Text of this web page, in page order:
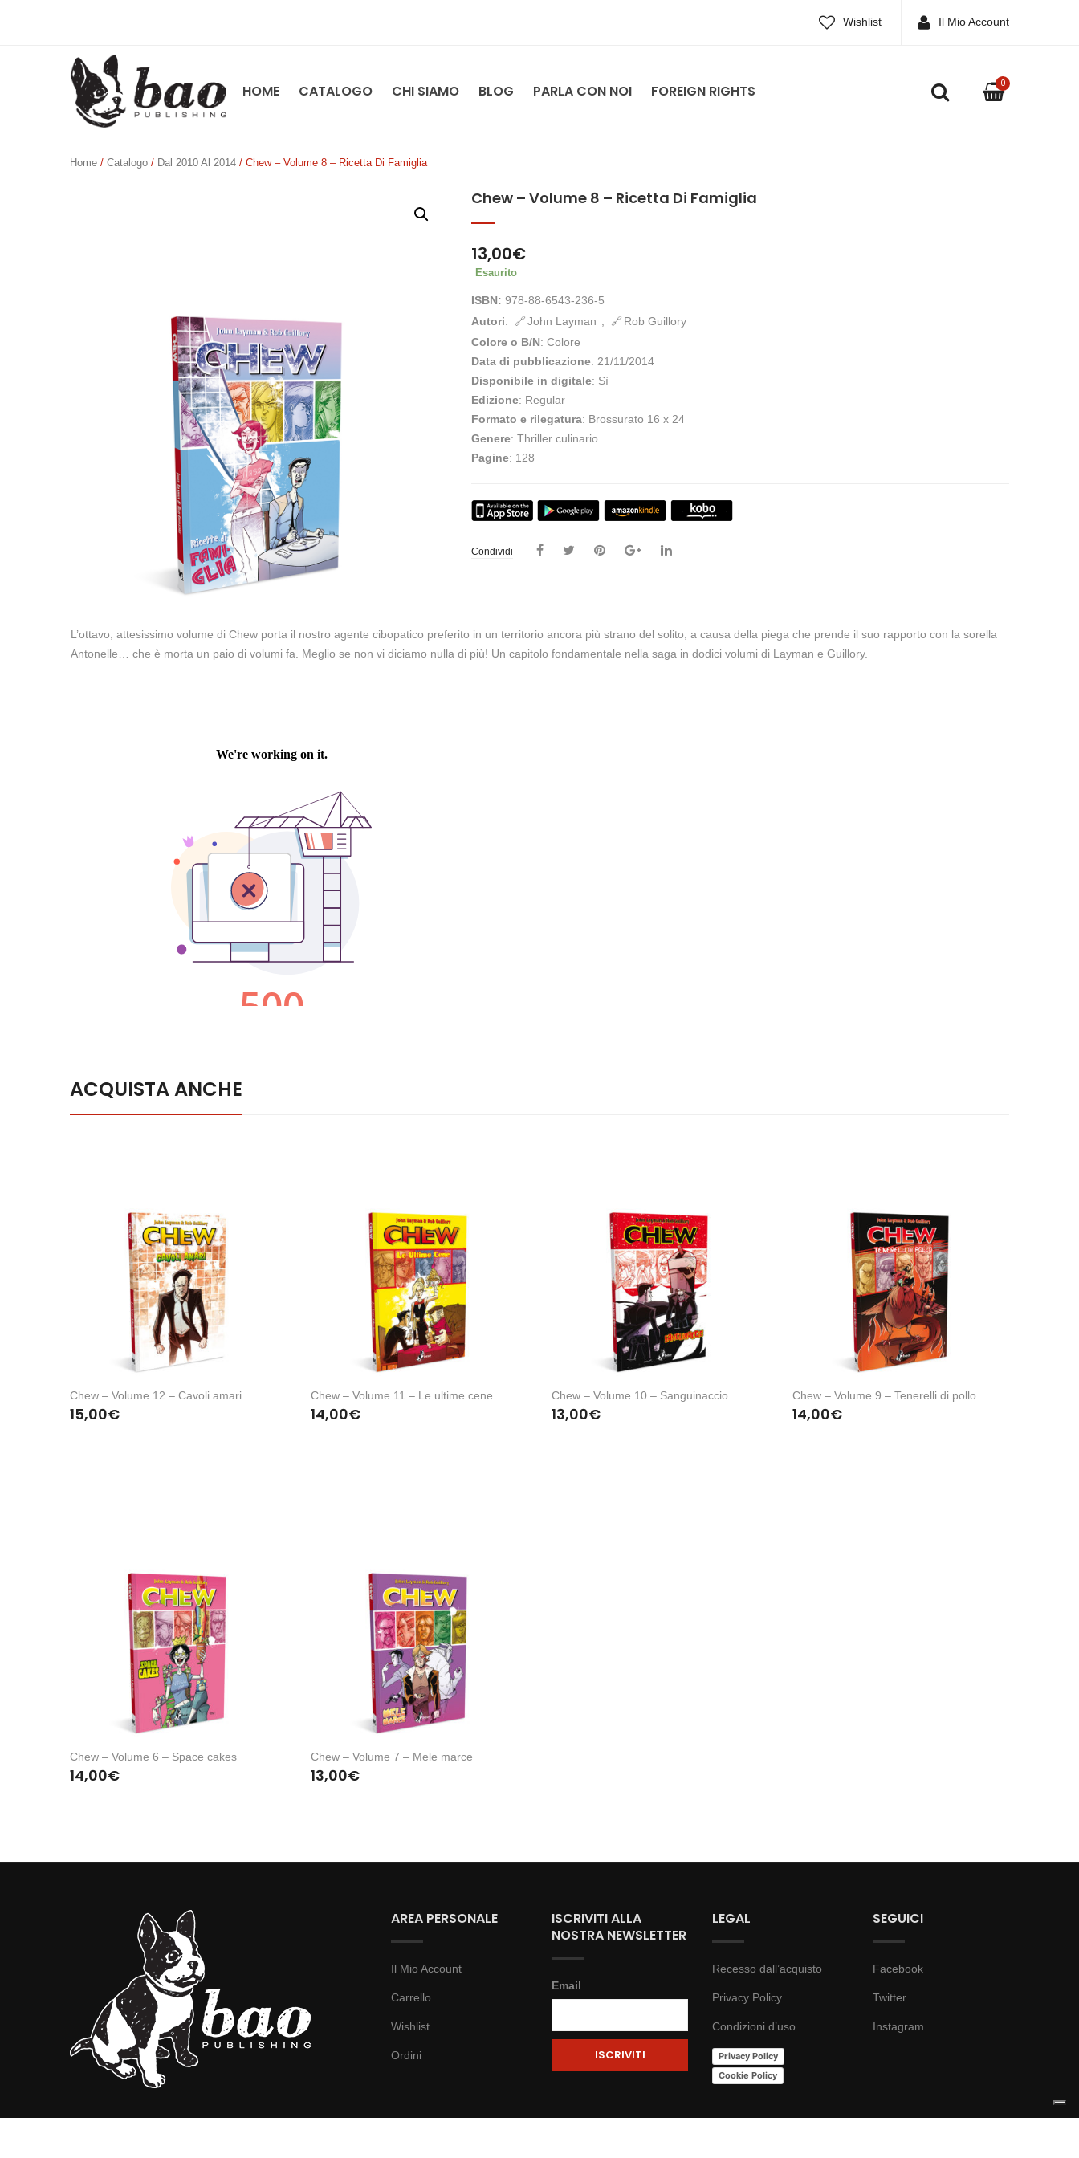
Wishlist Il Mio Account
HOME CATALOGO CHI SIAMO BLOG PARLA CON NOI FOREIGN RIGHTS 0
Home / Catalogo / Dal 2010 Al 2014 / Chew – Volume 8 – Ricetta Di Famiglia
Chew – Volume 8 – Ricetta Di Famiglia
13,00€
Esaurito
ISBN: 978-88-6543-236-5
Autori: John Layman
Rob Guillory
Colore o B/N: Colore
Data di pubblicazione: 21/11/2014
Disponibile in digitale: Sì
Edizione: Regular
Formato e rilegatura: Brossurato 16 x 24
Genere: Thriller culinario
Pagine: 128
Condividi
L’ottavo, attesissimo volume di Chew porta il nostro agente cibopatico preferito in un territorio ancora più strano del solito, a causa della piega che prende il suo rapporto con la sorella
Antonelle… che è morta un paio di volumi fa. Meglio se non vi diciamo nulla di più! Un capitolo fondamentale nella saga in dodici volumi di Layman e Guillory.
ACQUISTA ANCHE
Chew – Volume 12 – Cavoli amari
15,00€
Chew – Volume 11 – Le ultime cene
14,00€
Chew – Volume 10 – Sanguinaccio
13,00€
Chew – Volume 9 – Tenerelli di pollo
14,00€
Chew – Volume 6 – Space cakes
14,00€
Chew – Volume 7 – Mele marce
13,00€
AREA PERSONALE
Il Mio Account
Carrello
Wishlist
Ordini
ISCRIVITI ALLA
NOSTRA NEWSLETTER
Email
LEGAL
Recesso dall’acquisto
Privacy Policy
Condizioni d’uso
Privacy Policy
Cookie Policy
SEGUICI
Facebook
Twitter
Instagram